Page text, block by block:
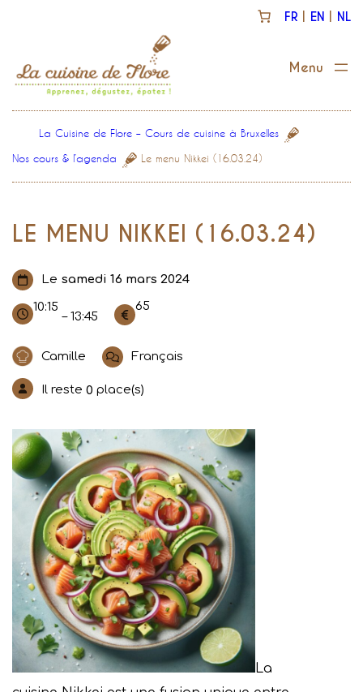
FR EN NL
La Cuisine de Flore – Cours de cuisine à Bruxelles
Nos cours & l’agenda
Le menu Nikkei (16.03.24)
LE MENU NIKKEI (16.03.24)
Le samedi 16 mars 2024
10:15
– 13:45
65
Camille Français
Il reste 0 place(s)
La